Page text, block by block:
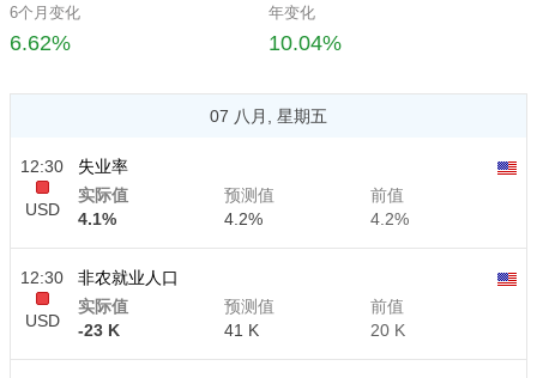
6个月变化
6.62%
年变化
10.04%
07 八月, 星期五
12:30
USD
失业率
实际值
4.1%
预测值
4.2%
前值
4.2%
12:30
USD
非农就业人口
实际值
-23 K
预测值
41 K
前值
20 K